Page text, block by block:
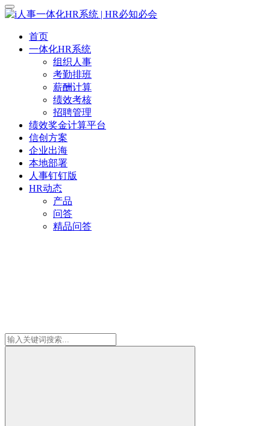
首页
一体化HR系统
组织人事
考勤排班
薪酬计算
绩效考核
招聘管理
绩效奖金计算平台
信创方案
企业出海
本地部署
人事钉钉版
HR动态
产品
问答
精品问答